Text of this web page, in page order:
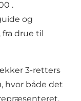
.
og
drue til
3-retters
hvor både det